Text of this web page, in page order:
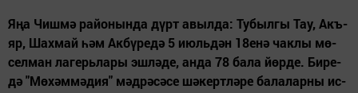
Яңа Чиш­мә ра­йо­нын­да дүрт авыл­да: Ту­был­гы Тау, Акъ­
яр, Шах­май һәм Ак­бү­ре­дә 5 июль­дән 18енә чак­лы мө­
сел­ман ла­герь­ла­ры эш­лә­де, ан­да 78 ба­ла йөр­де. Би­ре­
дә "Мө­хәм­мә­ди­я" мәд­рә­сә­се шә­керт­лә­ре ба­ла­лар­ны ис­